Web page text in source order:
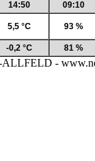
14:50 09:10
5,5 °C 93 %
-0,2 °C 81 %
-